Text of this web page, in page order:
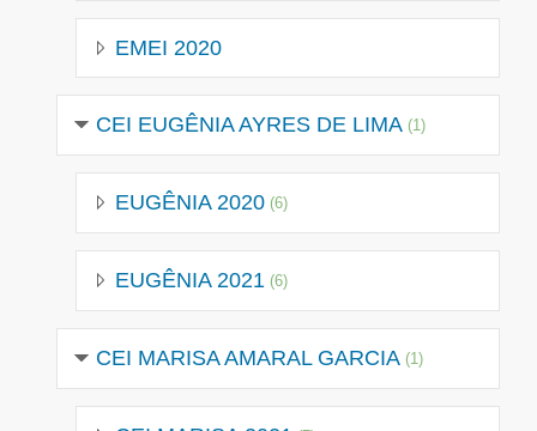
EMEI 2020
CEI EUGÊNIA AYRES DE LIMA (1)
EUGÊNIA 2020 (6)
EUGÊNIA 2021 (6)
CEI MARISA AMARAL GARCIA (1)